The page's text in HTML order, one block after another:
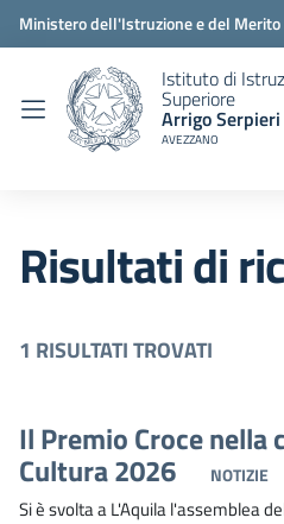
Ministero dell'Istruzione e del Merito
Istituto di
Superiore
Arrigo Serpieri
AVEZZANO
Risultati di
1 RISULTATI TROVATI
Il Premio Croce nella
Cultura 2026 NOTIZIE
Si è svolta a L'Aquila l'assemblea